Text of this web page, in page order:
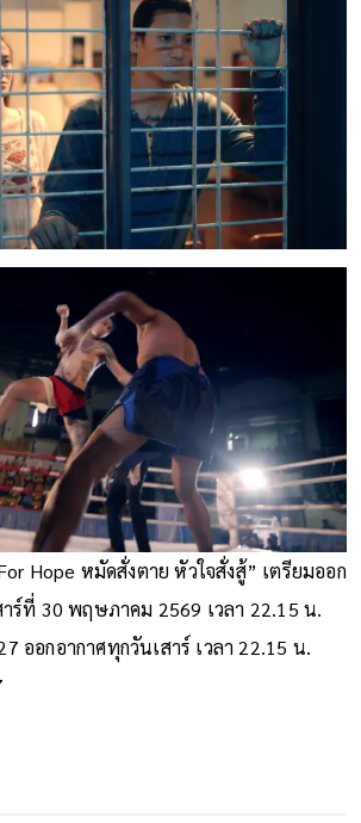
Hope หมัดสั่งตาย หัวใจสั่งสู้” เตรียมออก
ร์ที่ 30 พฤษภาคม 2569 เวลา 22.15 น.
ออกอากาศทุกวันเสาร์ เวลา 22.15 น.